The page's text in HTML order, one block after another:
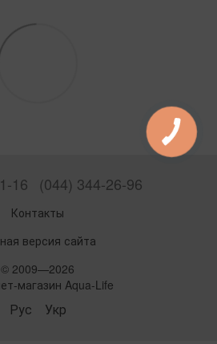
16 (044) 344-26-96
Контакты
версия сайта
© 2009—2026
магазин Aqua-Life
Рус Укр